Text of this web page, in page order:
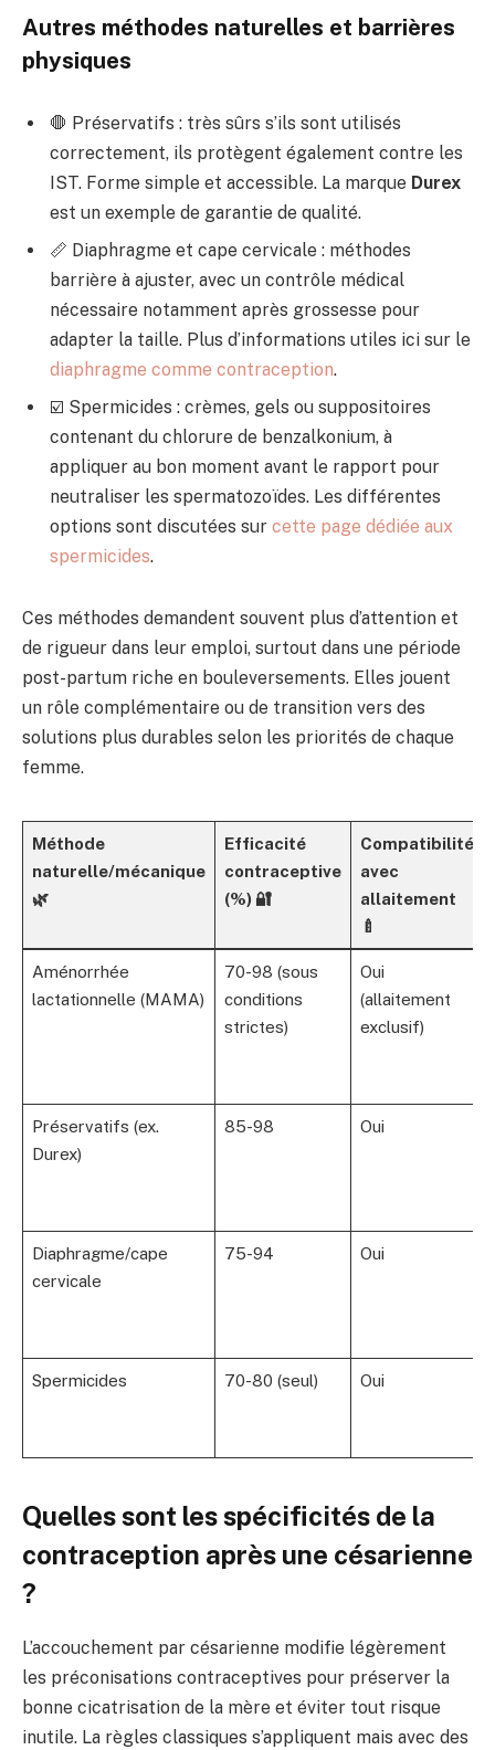
Autres méthodes naturelles et barrières
physiques
🛑 Préservatifs : très sûrs s’ils sont utilisés
correctement, ils protègent également contre les
IST. Forme simple et accessible. La marque Durex
est un exemple de garantie de qualité.
📏 Diaphragme et cape cervicale : méthodes
barrière à ajuster, avec un contrôle médical
nécessaire notamment après grossesse pour
adapter la taille. Plus d’informations utiles ici sur le
diaphragme comme contraception.
☑️ Spermicides : crèmes, gels ou suppositoires
contenant du chlorure de benzalkonium, à
appliquer au bon moment avant le rapport pour
neutraliser les spermatozoïdes. Les différentes
options sont discutées sur cette page dédiée aux
spermicides.
Ces méthodes demandent souvent plus d’attention et
de rigueur dans leur emploi, surtout dans une période
post-partum riche en bouleversements. Elles jouent
un rôle complémentaire ou de transition vers des
solutions plus durables selon les priorités de chaque
femme.
Méthode
naturelle/mécanique
🌿
Efficacité
contraceptive
(%) 🔐
Compatibilité
avec
allaitement
🍼
Aménorrhée
lactationnelle (MAMA)
70-98 (sous
conditions
strictes)
Oui
(allaitement
exclusif)
Préservatifs (ex.
Durex)
85-98 Oui
Diaphragme/cape
cervicale
75-94 Oui
Spermicides 70-80 (seul) Oui
Quelles sont les spécificités de la
contraception après une césarienne
?
L’accouchement par césarienne modifie légèrement
les préconisations contraceptives pour préserver la
bonne cicatrisation de la mère et éviter tout risque
inutile. La règles classiques s’appliquent mais avec des